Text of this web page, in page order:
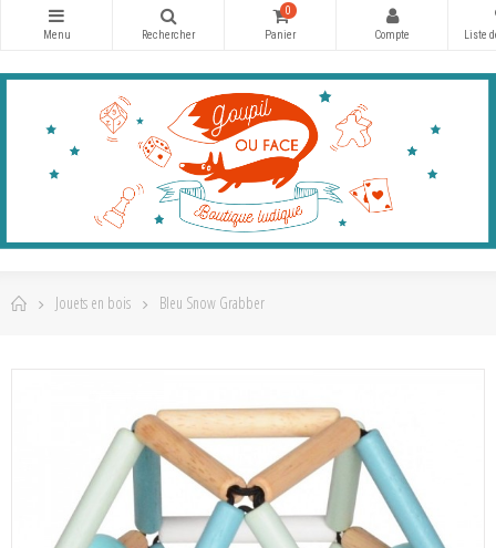
0
Jouets en bois Bleu Snow Grabber